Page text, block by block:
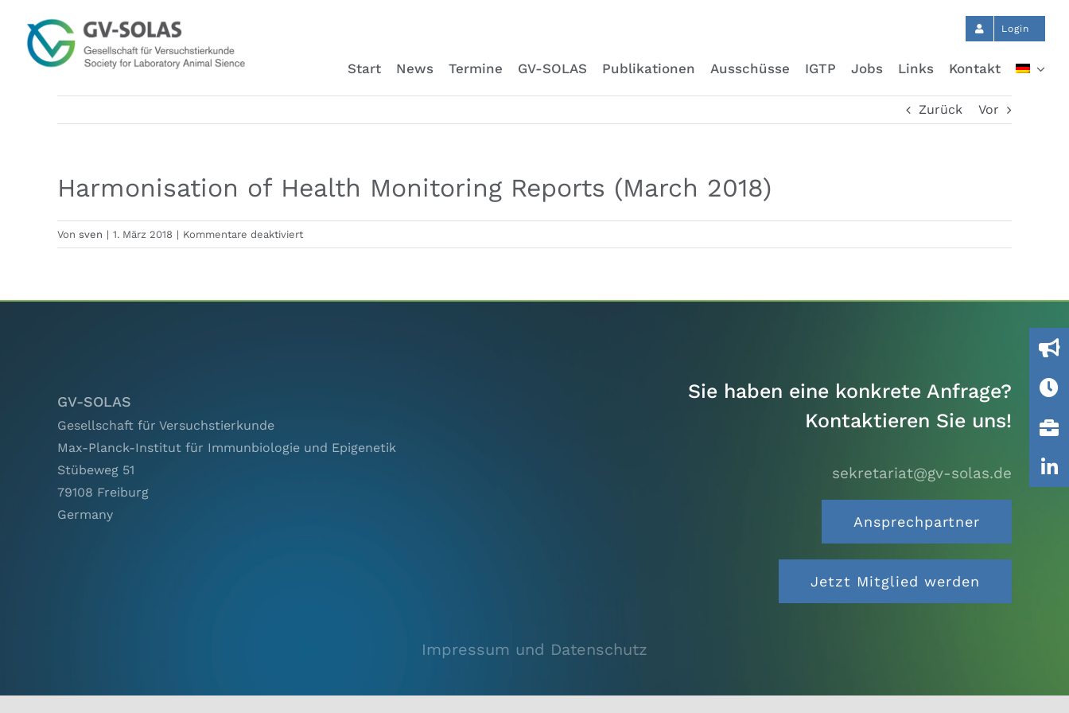
Inhalt
springen
Login
Start News Termine GV-SOLAS Publikationen Ausschüsse IGTP Jobs Links Kontakt
Zurück Vor
Harmonisation of Health Monitoring Reports (March 2018)
Von sven | 1. März 2018 | Kommentare deaktiviertfür
Harmonisation
GV-SOLAS
Gesellschaft für Versuchstierkunde
Max-Planck-Institut für Immunbiologie und Epigenetik
Stübeweg 51
79108 Freiburg
Germany
Sie haben eine konkrete Anfrage?
Kontaktieren Sie uns!
sekretariat@gv-solas.de
Ansprechpartner
Jetzt Mitglied werden
Impressum und Datenschutz